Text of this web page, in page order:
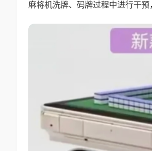
麻将机洗牌、码牌过程中进行干预